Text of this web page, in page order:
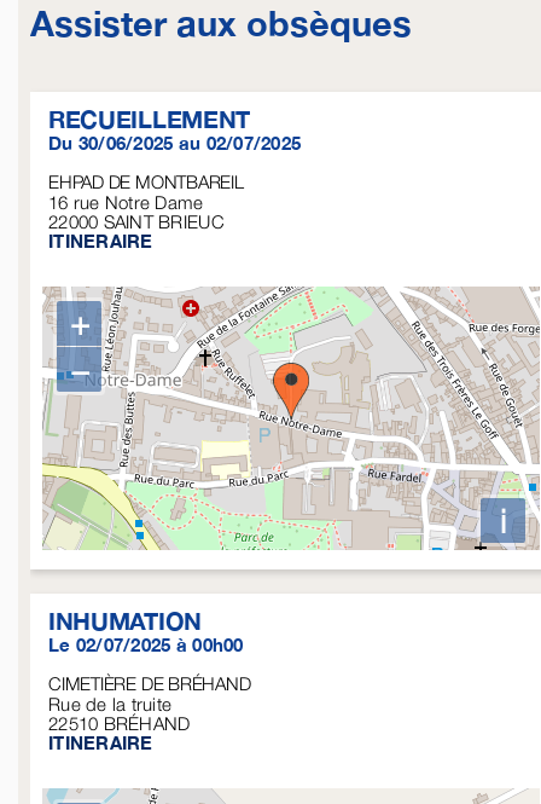
Assister aux obsèques
RECUEILLEMENT
Du 30/06/2025 au 02/07/2025
EHPAD DE MONTBAREIL
16 rue Notre Dame
22000 SAINT BRIEUC
ITINERAIRE
+
−
i
INHUMATION
Le 02/07/2025 à 00h00
CIMETIÈRE DE BRÉHAND
Rue de la truite
22510 BRÉHAND
ITINERAIRE